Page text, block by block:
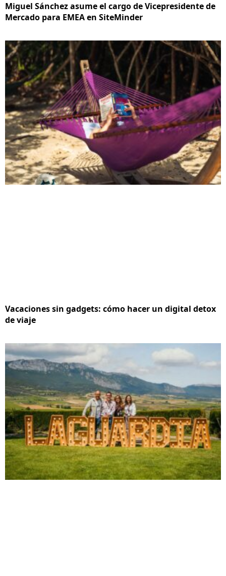
Miguel Sánchez asume el cargo de Vicepresidente de
Mercado para EMEA en SiteMinder
Vacaciones sin gadgets: cómo hacer un digital detox
de viaje